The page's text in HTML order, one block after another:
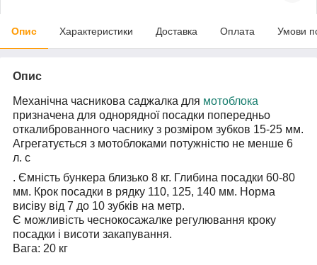
Опис Характеристики Доставка Оплата Умови
Опис
Механічна часникова саджалка для мотоблока
призначена для однорядної посадки попередньо
откалиброванного часнику з розміром зубков 15-25 мм.
Агрегатується з мотоблоками потужністю не менше 6
л. с
. Ємність бункера близько 8 кг. Глибина посадки 60-80
мм. Крок посадки в рядку 110, 125, 140 мм. Норма
висіву від 7 до 10 зубків на метр.
Є можливість чеснокосажалке регулювання кроку
посадки і висоти закапування.
Вага: 20 кг